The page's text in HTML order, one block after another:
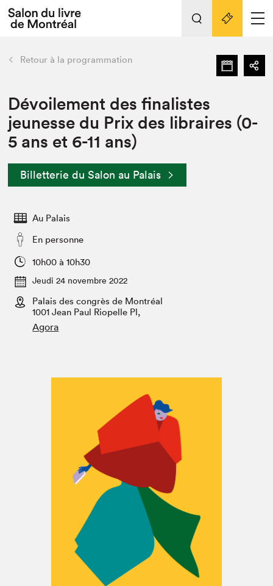
Espace médias
Espace exposant⋅e⋅s
Espace enseignant·e·s
Espace pro
Tout sur l'édition 2022
Actualités
Vidéos et Balados
Club de lecture Braindate
retour Nos activités
Édition 2022
Planifier sa visite
Nous connaître
Projets partenaires 2022
Liens pratiques
Retour à la programmation
Dévoilement des finalistes
jeunesse du Prix des libraires (0-
5 ans et 6-11 ans)
Billetterie du Salon au Palais
Au Palais
En personne
10h00 à 10h30
Jeudi 24 novembre 2022
Palais des congrès de Montréal
1001 Jean Paul Riopelle Pl,
Agora